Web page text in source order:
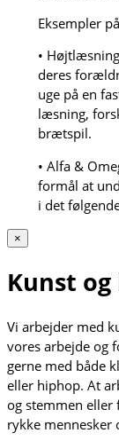
Eksempler
•
deres
uge på en
læsning,
brætspil.
• Alfa &
formål at
i det
×
Kunst
Vi arbejder med
vores arbejde og
gerne med både
eller hiphop. At
og stemmen eller
rykke mennesker